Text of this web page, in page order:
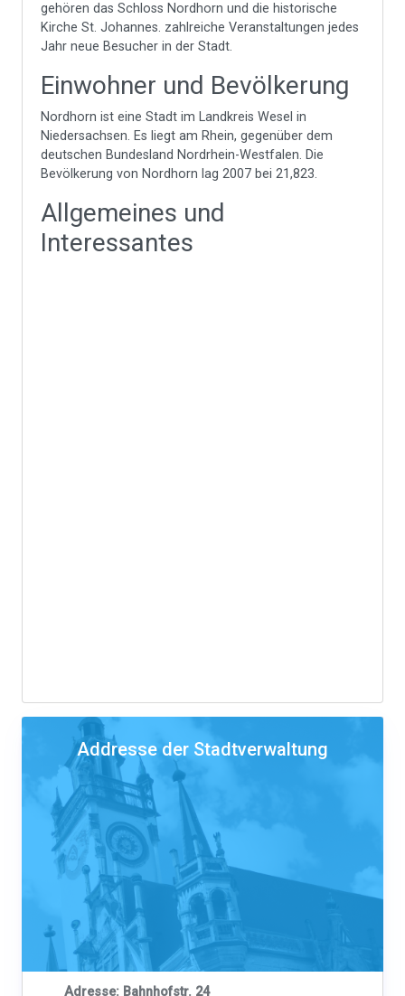
gehören das Schloss Nordhorn und die historische
Kirche St. Johannes. zahlreiche Veranstaltungen jedes
Jahr neue Besucher in der Stadt.
Einwohner und Bevölkerung
Nordhorn ist eine Stadt im Landkreis Wesel in
Niedersachsen. Es liegt am Rhein, gegenüber dem
deutschen Bundesland Nordrhein-Westfalen. Die
Bevölkerung von Nordhorn lag 2007 bei 21,823.
Allgemeines und
Interessantes
Addresse der Stadtverwaltung
Adresse: Bahnhofstr. 24